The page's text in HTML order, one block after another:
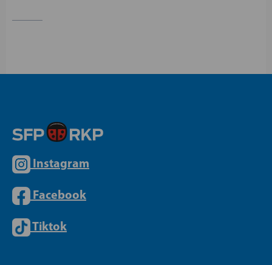
Instagram
Facebook
Tiktok